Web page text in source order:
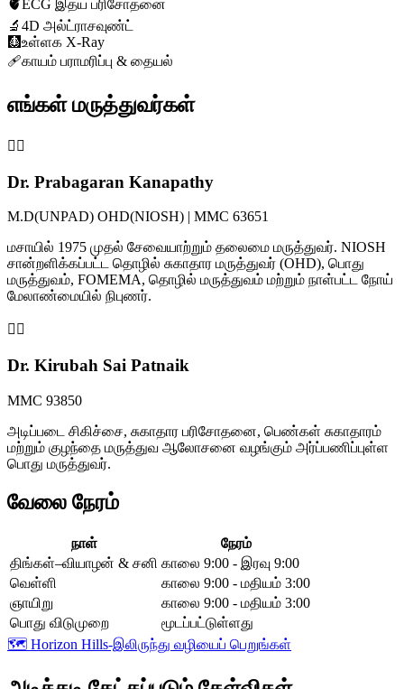
🫀ECG இதய பரிசோதனை
🔬 4D அல்ட்ராசவுண்ட்
🩻உள்ளக X-Ray
🩹காயம் பராமரிப்பு & தையல்
எங்கள் மருத்துவர்கள்
👨‍⚕️
Dr. Prabagaran Kanapathy
M.D(UNPAD) OHD(NIOSH) | MMC 63651
மசாயில் 1975 முதல் சேவையாற்றும் தலைமை மருத்துவர். NIOSH
சான்றளிக்கப்பட்ட தொழில் சுகாதார மருத்துவர் (OHD), பொது
மருத்துவம், FOMEMA, தொழில் மருத்துவம் மற்றும் நாள்பட்ட நோய்
மேலாண்மையில் நிபுணர்.
👩‍⚕️
Dr. Kirubah Sai Patnaik
MMC 93850
அடிப்படை சிகிச்சை, சுகாதார பரிசோதனை, பெண்கள் சுகாதாரம்
மற்றும் குழந்தை மருத்துவ ஆலோசனை வழங்கும் அர்ப்பணிப்புள்ள
பொது மருத்துவர்.
வேலை நேரம்
நாள்
நேரம்
திங்கள்–வியாழன் & சனி காலை 9:00 - இரவு 9:00
வெள்ளி
காலை 9:00 - மதியம் 3:00
ஞாயிறு
காலை 9:00 - மதியம் 3:00
பொது விடுமுறை
மூடப்பட்டுள்ளது
🗺️ Horizon Hills-இலிருந்து வழியைப் பெறுங்கள்